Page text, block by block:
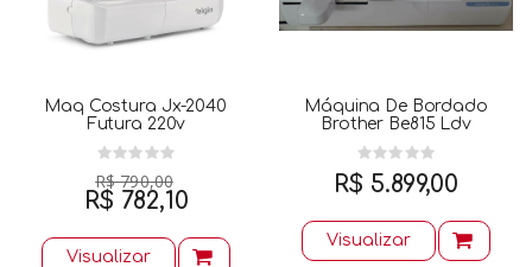
Maq Costura Jx-2040
Futura 220v
R$ 790,00
R$ 782,10
Visualizar
Máquina De Bordado
Brother Be815 Ldv
R$ 5.899,00
Visualizar